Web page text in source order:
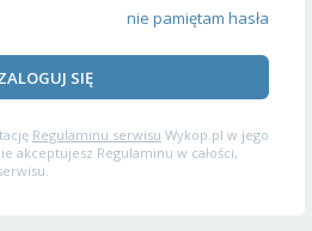
nie pamiętam hasła
SIĘ
Regulaminu serwisu Wykop.pl w jego
akceptujesz Regulaminu w całości,